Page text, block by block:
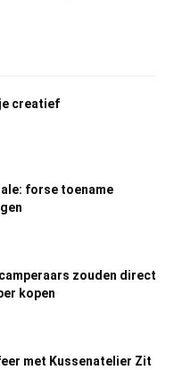
creatief
forse toename
zouden direct
kopen
met Kussenatelier Zit